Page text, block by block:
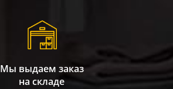
Мы выдаем заказ
на складе